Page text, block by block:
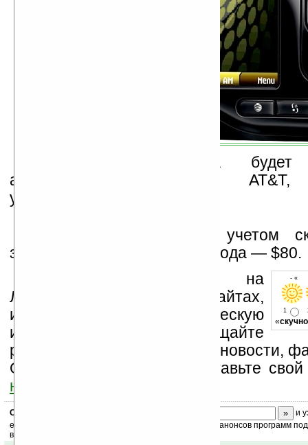
Продажами аппарата будет
американский оператор AT&T,
устройства — с 19 июля.
Цена Nokia Surge с учетом
заключении контракта на 2 года — $80.
- «
1
«скучно
Устанавливайте линк на
Ладошки на своих сайтах,
изучайте коммерческую
информацию, посещайте
разделы сайта (форум, чат, новости,
Оцените эту новость и оставьте
ниже на странице
Скоро
и
ежедневный или еженедельный дайджест новостей, анонсов программ
ваш почтовый ящик.